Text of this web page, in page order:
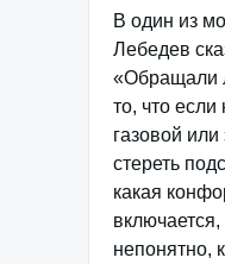
В один из
Лебедев
«Обращали
то, что
газовой или
стереть
какая
включается,
непонятно,